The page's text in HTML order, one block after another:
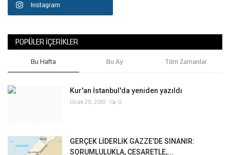
Instagram
POPÜLER İÇERIKLER
Bu Hafta Bu Ay Tüm Zamanlar
Kur'an İstanbul'da yeniden yazıldı
Ocak 29, 2010 0
GERÇEK LİDERLİK GAZZE’DE SINANIR:
SORUMLULUKLA, CESARETLE,...